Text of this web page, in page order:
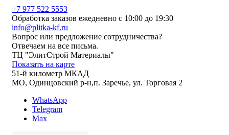
+7 977 522 5553
Обработка заказов ежедневно с 10:00 до 19:30
info@plitka-kf.ru
Вопрос или предложение сотрудничества?
Отвечаем на все письма.
ТЦ "ЭлитСтрой Материалы"
Показать на карте
51-й километр МКАД
МО, Одинцовский р-н,п. Заречье, ул. Торговая 2
WhatsApp
Telegram
Max